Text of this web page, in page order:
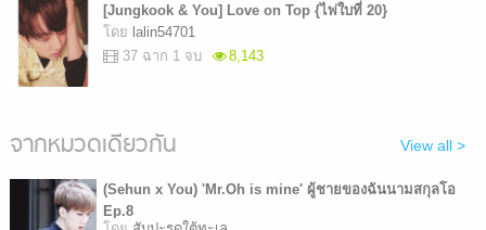
[Jungkook & You] Love on Top {ไพ่ใบที่ 20}
โดย lalin54701
37 ฉาก 1 จบ
8,143
จากหมวดเดียวกัน View all >
(Sehun x You) 'Mr.Oh is mine' ผู้ชายของฉันนามสกุลโอ
Ep.8